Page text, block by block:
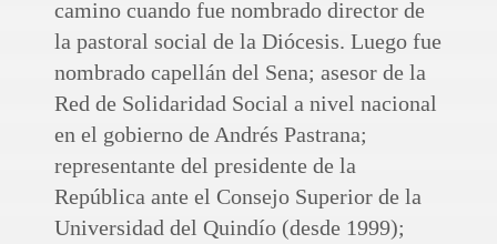
camino cuando fue nombrado director de
la pastoral social de la Diócesis. Luego fue
nombrado capellán del Sena; asesor de la
Red de Solidaridad Social a nivel nacional
en el gobierno de Andrés Pastrana;
representante del presidente de la
República ante el Consejo Superior de la
Universidad del Quindío (desde 1999);